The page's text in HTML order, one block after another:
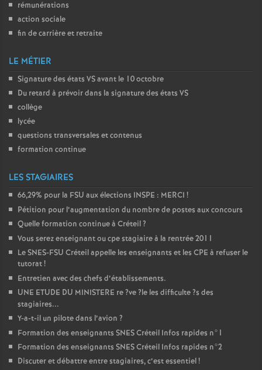
rémunérations
action sociale
fin de carrière et retraite
LE MÉTIER
Signature des états VSavant le 10 octobre
Du retard à prévoir dans la signature des états VS
collège
lycée
questions transversales et contenus
formation continue
LES STAGIAIRES
66,29% pour la FSU aux élections INSPE : MERCI !
Pétition pour l’augmentation du nombre de postes aux concours
Quelle formation continue à Créteil?
Vous serez enseignant ou cpe stagiaire à la rentrée 2011
LeSNES-FSU Créteil appelle les enseignants et les CPE à refuser le
tutorat!
Entretien avec des chefs d’établissements.
UNE ETUDE DU MINISTERE re?ve?le les difficulte?s des
stagiaires...
Y-a-t-il un pilote dans l’avion ?
Formation des enseignants SNESCréteil Infos rapides n°1
Formation des enseignants SNESCréteil Infos rapides n°2
Discuter et débattre entre stagiaires, c’est essentiel!